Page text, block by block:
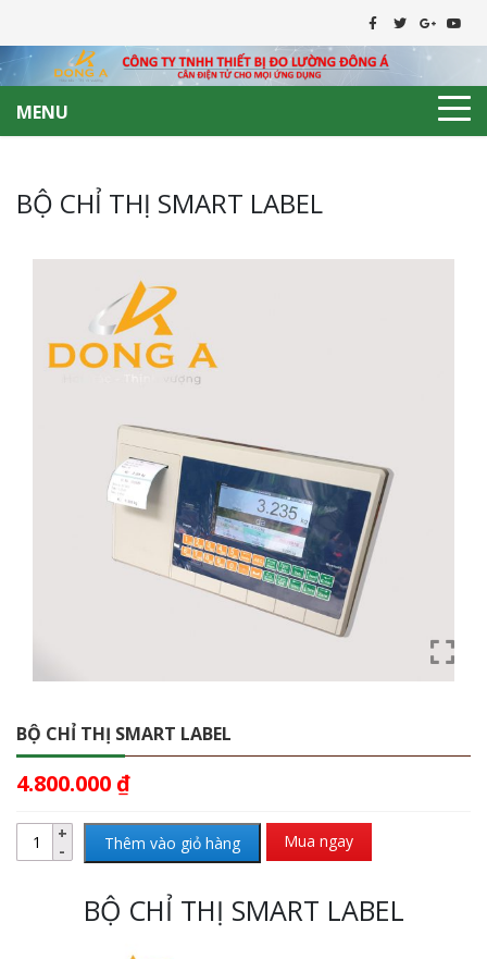
MENU
BỘ CHỈ THỊ SMART LABEL
BỘ CHỈ THỊ SMART LABEL
4.800.000 ₫
Thêm vào giỏ hàng Mua ngay
BỘ CHỈ THỊ SMART LABEL